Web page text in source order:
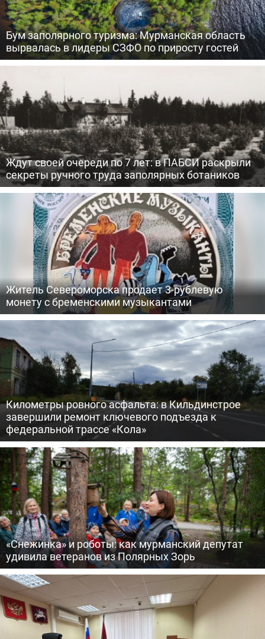
Бум заполярного туризма: Мурманская область
вырвалась в лидеры СЗФО по приросту гостей
Ждут своей очереди по 7 лет: в ПАБСИ раскрыли
секреты ручного труда заполярных ботаников
Житель Североморска продает 3-рублевую
монету с бременскими музыкантами
Километры ровного асфальта: в Кильдинстрое
завершили ремонт ключевого подъезда к
федеральной трассе «Кола»
«Снежинка» и роботы: как мурманский депутат
удивила ветеранов из Полярных Зорь